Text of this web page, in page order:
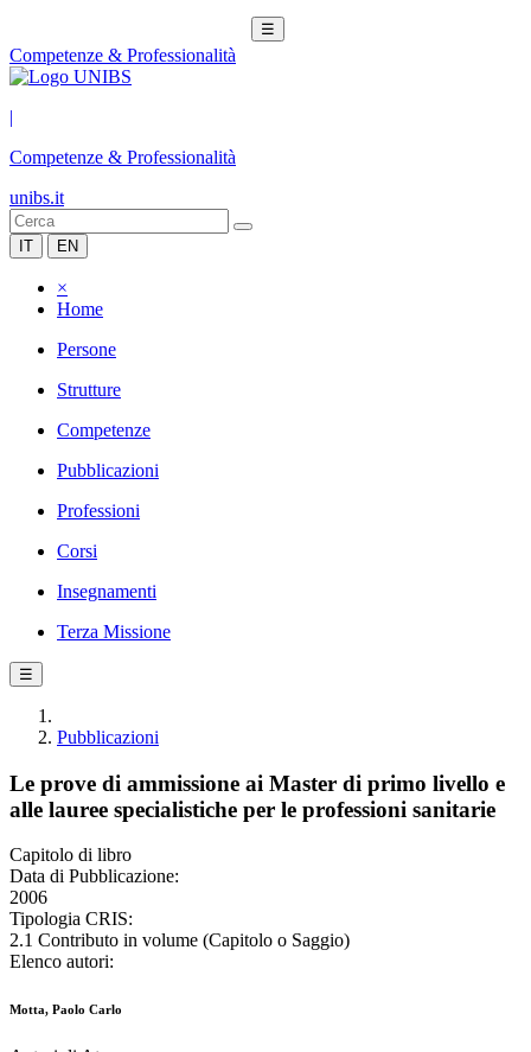
☰
Competenze & Professionalità
|
Competenze & Professionalità
unibs.it
IT EN
×
Home
Persone
Strutture
Competenze
Pubblicazioni
Professioni
Corsi
Insegnamenti
Terza Missione
☰
Pubblicazioni
Le prove di ammissione ai Master di primo livello e
alle lauree specialistiche per le professioni sanitarie
Capitolo di libro
Data di Pubblicazione:
2006
Tipologia CRIS:
2.1 Contributo in volume (Capitolo o Saggio)
Elenco autori:
Motta, Paolo Carlo